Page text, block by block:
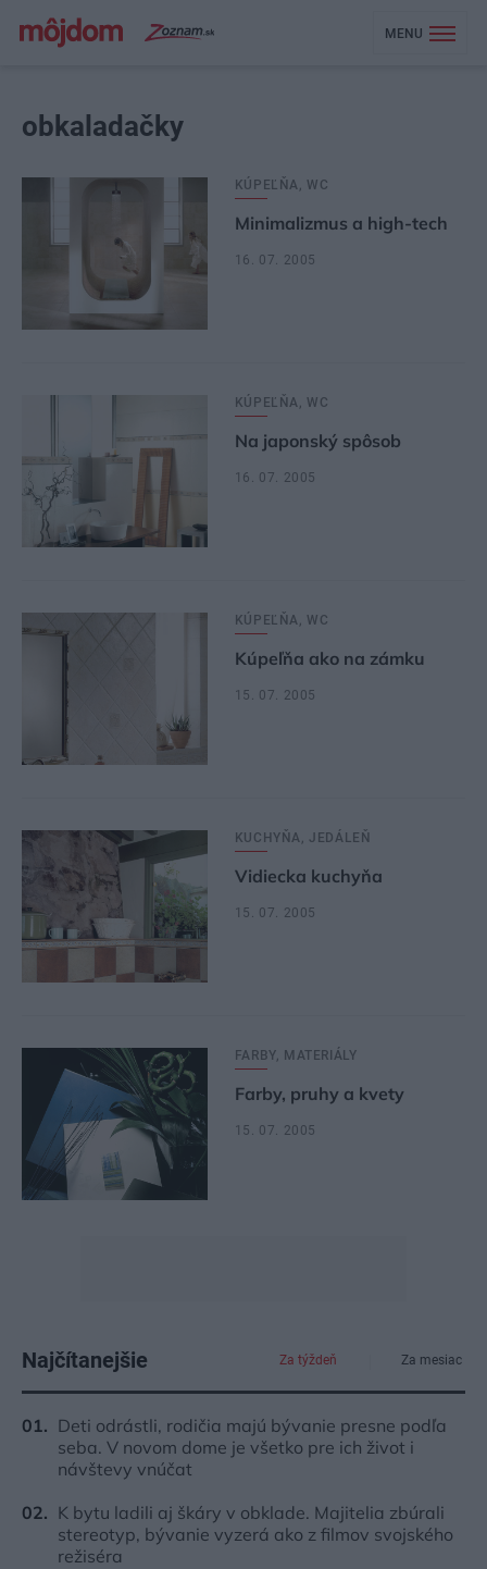
MENU
obkaladačky
KÚPEĽŇA, WC
Minimalizmus a high-tech
16. 07. 2005
KÚPEĽŇA, WC
Na japonský spôsob
16. 07. 2005
KÚPEĽŇA, WC
Kúpeľňa ako na zámku
15. 07. 2005
KUCHYŇA, JEDÁLEŇ
Vidiecka kuchyňa
15. 07. 2005
FARBY, MATERIÁLY
Farby, pruhy a kvety
15. 07. 2005
Najčítanejšie Za týždeň Za mesiac
Deti odrástli, rodičia majú bývanie presne podľa
seba. V novom dome je všetko pre ich život i
návštevy vnúčat
K bytu ladili aj škáry v obklade. Majitelia zbúrali
stereotyp, bývanie vyzerá ako z filmov svojského
režiséra